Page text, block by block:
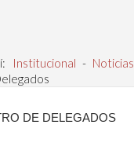
Institucional - Noticias
DE DELEGADOS